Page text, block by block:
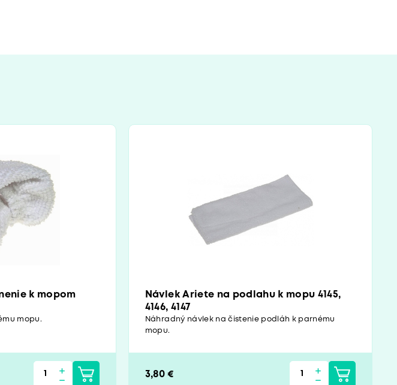
k mopom
mopu.
Návlek Ariete na podlahu k mopu 4145,
4146, 4147
Náhradný návlek na čistenie podláh k parnému
mopu.
3,80 €